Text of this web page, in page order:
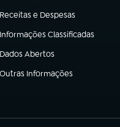
Receitas e Despesas
(abre em nova aba)
Informações Classificadas
(abre em nova aba)
Dados Abertos
(abre em nova aba)
Outras Informações
(abre em nova aba)